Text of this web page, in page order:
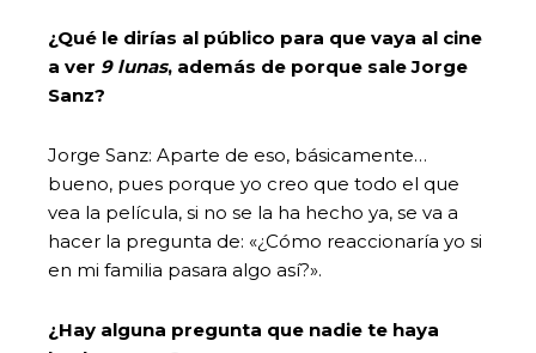
¿Qué le dirías al público para que vaya al cine
a ver 9 lunas, además de porque sale Jorge
Sanz?
Jorge Sanz: Aparte de eso, básicamente…
bueno, pues porque yo creo que todo el que
vea la película, si no se la ha hecho ya, se va a
hacer la pregunta de: «¿Cómo reaccionaría yo si
en mi familia pasara algo así?».
¿Hay alguna pregunta que nadie te haya